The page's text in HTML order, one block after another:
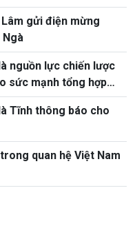
gửi điện mừng
Ngà
nguồn lực chiến lược
sức mạnh tổng hợp
Tĩnh thông báo cho
quan hệ Việt Nam